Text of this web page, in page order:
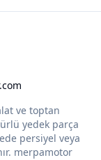
ve toptan
yedek parça
persiyel veya
merpamotor